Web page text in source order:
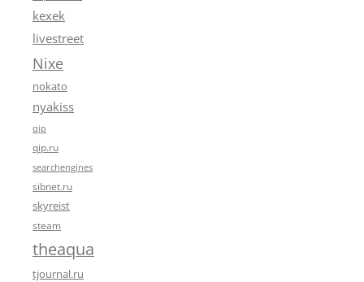
kexek
livestreet
Nixe
nokato
nyakiss
qip
qip.ru
searchengines
sibnet.ru
skyreist
steam
theaqua
tjournal.ru